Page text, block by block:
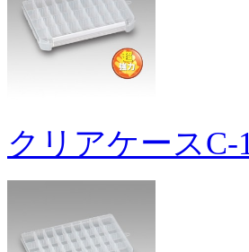
クリアケースC-